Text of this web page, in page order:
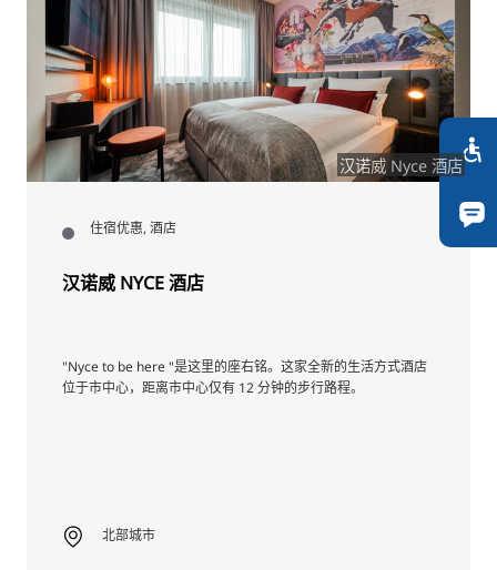
汉诺威 Nyce 酒店
住宿优惠, 酒店
汉诺威 NYCE 酒店
"Nyce to be here "是这里的座右铭。这家全新的生活方式酒店
位于市中心，距离市中心仅有 12 分钟的步行路程。
北部城市